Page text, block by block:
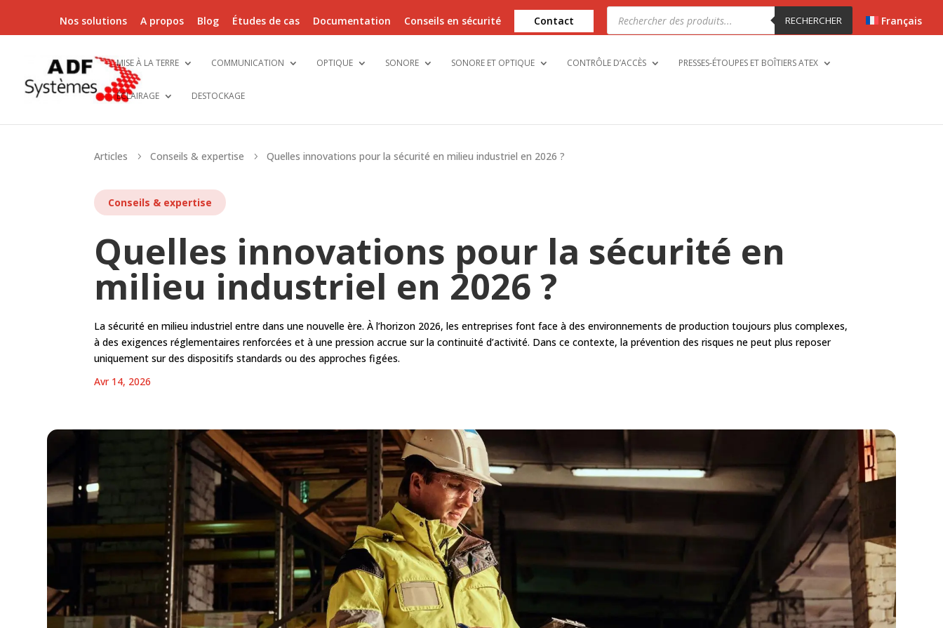
Nos solutions A propos Blog Études de cas Documentation Conseils en sécurité Contact
Recherche
produits
RECHERCHER Français
MISE À LA TERRE COMMUNICATION OPTIQUE SONORE SONORE ET OPTIQUE CONTRÔLE D’ACCÈS PRESSES-ÉTOUPES ET BOÎTIERS ATEX
ÉCLAIRAGE DESTOCKAGE
Articles 5 Conseils & expertise 5 Quelles innovations pour la sécurité en milieu industriel en 2026 ?
Conseils & expertise
Quelles innovations pour la sécurité en
milieu industriel en 2026 ?
La sécurité en milieu industriel entre dans une nouvelle ère. À l’horizon 2026, les entreprises font face à des environnements de production toujours plus complexes,
à des exigences réglementaires renforcées et à une pression accrue sur la continuité d’activité. Dans ce contexte, la prévention des risques ne peut plus reposer
uniquement sur des dispositifs standards ou des approches figées.
Avr 14, 2026